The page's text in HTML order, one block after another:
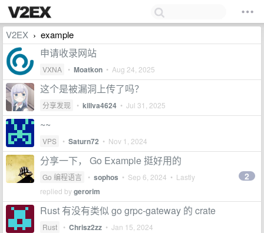
V2EX › example
申请收录网站
VXNA • Moatkon • Aug 24, 2025
这个是被漏洞上传了吗？
分享发现 • killva4624 • Jul 31, 2025
~~
VPS • Saturn72 • Nov 1, 2024
分享一下， Go Example 挺好用的
Go 编程语言 • sophos • Sep 6, 2024 • Lastly
replied bygerorim
2
Rust 有没有类似 go grpc-gateway 的 crate
Rust • Chrisz2zz • Jan 15, 2024